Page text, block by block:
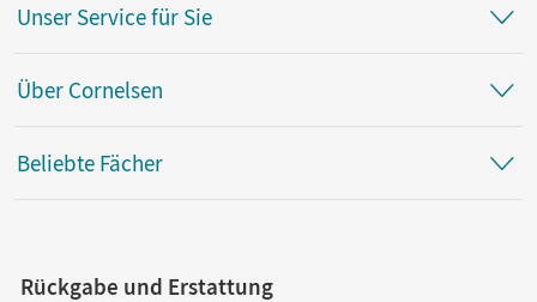
Unser Service für Sie
Über Cornelsen
Beliebte Fächer
Rückgabe und Erstattung